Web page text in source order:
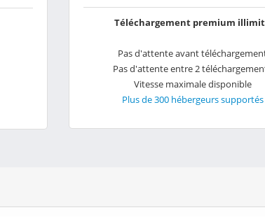
Téléchargement premium
Pas d'attente avant
Pas d'attente entre 2
Vitesse maximale disponible
Plus de 300 hébergeurs supportés